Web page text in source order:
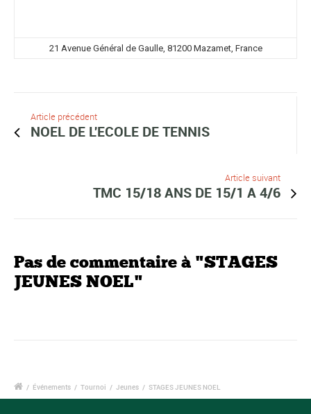
21 Avenue Général de Gaulle, 81200 Mazamet, France
Article précédent
NOEL DE L'ECOLE DE TENNIS
Article suivant
TMC 15/18 ANS DE 15/1 A 4/6
Pas de commentaire à "STAGES
JEUNES NOEL"
/ Événements / Tournoi / Jeunes / STAGES JEUNES NOEL